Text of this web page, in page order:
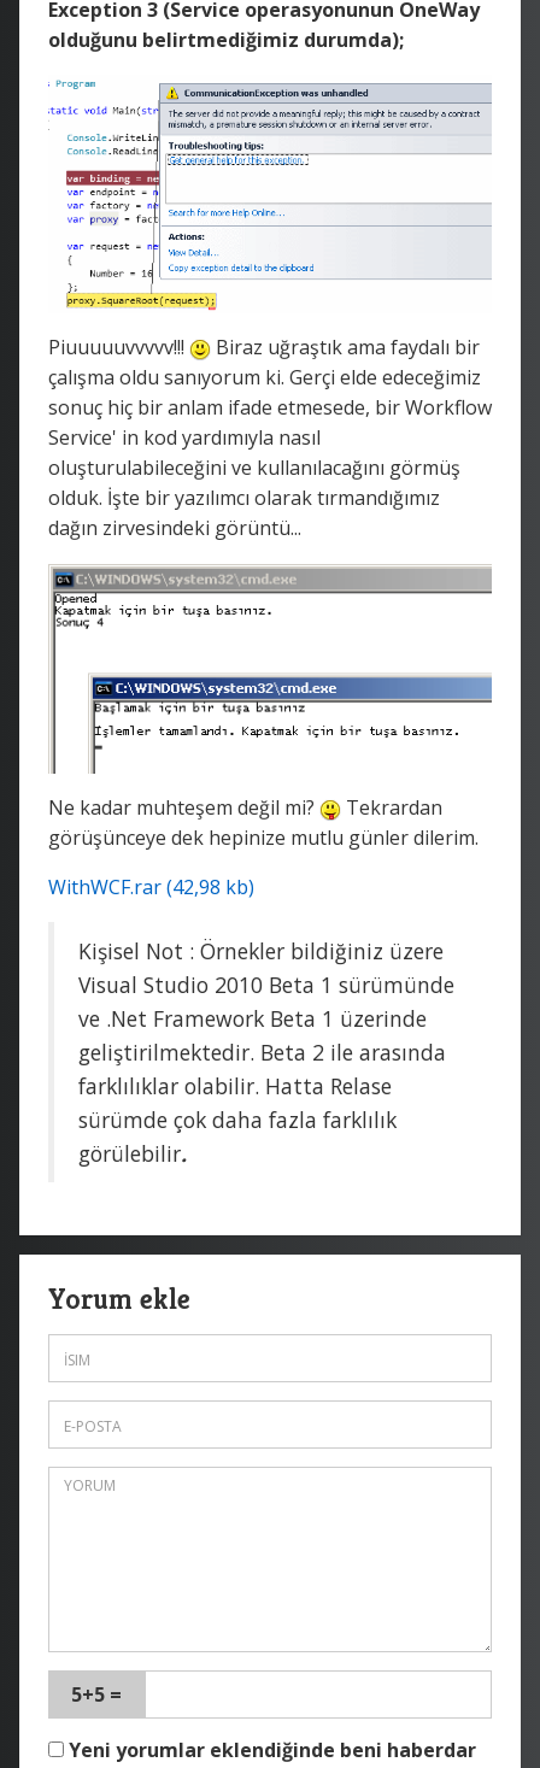
Exception 3 (Service operasyonunun OneWay
olduğunu belirtmediğimiz durumda);
Piuuuuuvvvvv!!!
Biraz uğraştık ama faydalı bir
çalışma oldu sanıyorum ki. Gerçi elde edeceğimiz
sonuç hiç bir anlam ifade etmesede, bir Workflow
Service' in kod yardımıyla nasıl
oluşturulabileceğini ve kullanılacağını görmüş
olduk. İşte bir yazılımcı olarak tırmandığımız
dağın zirvesindeki görüntü...
Ne kadar muhteşem değil mi?
Tekrardan
görüşünceye dek hepinize mutlu günler dilerim.
WithWCF.rar (42,98 kb)
Kişisel Not : Örnekler bildiğiniz üzere
Visual Studio 2010 Beta 1 sürümünde
ve .Net Framework Beta 1 üzerinde
geliştirilmektedir. Beta 2 ile arasında
farklılıklar olabilir. Hatta Relase
sürümde çok daha fazla farklılık
görülebilir.
Yorum ekle
5+5 =
Yeni yorumlar eklendiğinde beni haberdar